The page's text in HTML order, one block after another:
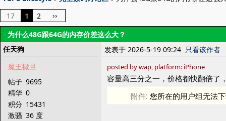
17
1 2 ››
为什么48G跟64G的内存价差这么大？
任天狗
魔王撒旦
帖子 9695
精华 0
积分 15431
激骚 36 度
发表于 2026-5-19 09:24 只看该作者
posted by wap, platform: iPhone
容量高三分之一，价格都快翻倍了
附件:您所在的用户组无法